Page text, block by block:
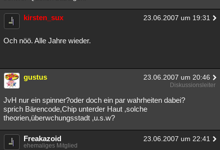
kirsten_sux 23.06.2007 um 19:31
Och nöö. Alle Jahre wieder.
gustus 23.06.2007 um 20:46
Diskussionsleiter
JvH nur ein spinner?oder doch ein par wahrheiten dabei?
sprich Bärencode,Chip unterder Haut ,solche
theorien,überwchungsstadt ,u.s.w?
Freakazoid 23.06.2007 um 22:41
ehemaliges Mitglied